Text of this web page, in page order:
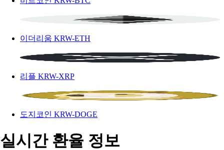
이더리움 KRW-ETH
리플 KRW-XRP
도지코인 KRW-DOGE
실시간 환율 정보